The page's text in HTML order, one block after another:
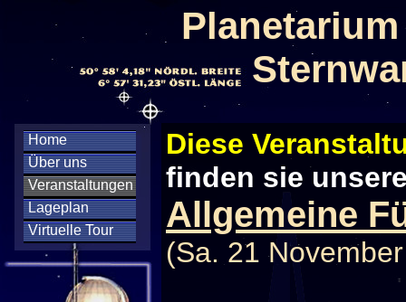
Home
Über uns
Veranstaltungen
Lageplan
Virtuelle Tour
Diese
finden sie
Allgemeine
(Sa. 21